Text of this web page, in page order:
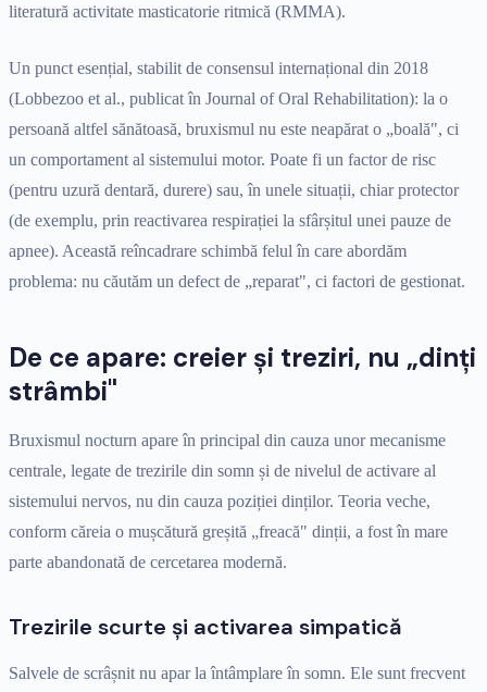
literatură activitate masticatorie ritmică (RMMA).
Un punct esențial, stabilit de consensul internațional din 2018
(Lobbezoo et al., publicat în Journal of Oral Rehabilitation): la o
persoană altfel sănătoasă, bruxismul nu este neapărat o „boală", ci
un comportament al sistemului motor. Poate fi un factor de risc
(pentru uzură dentară, durere) sau, în unele situații, chiar protector
(de exemplu, prin reactivarea respirației la sfârșitul unei pauze de
apnee). Această reîncadrare schimbă felul în care abordăm
problema: nu căutăm un defect de „reparat", ci factori de gestionat.
De ce apare: creier și treziri, nu „dinți
strâmbi"
Bruxismul nocturn apare în principal din cauza unor mecanisme
centrale, legate de trezirile din somn și de nivelul de activare al
sistemului nervos, nu din cauza poziției dinților. Teoria veche,
conform căreia o mușcătură greșită „freacă" dinții, a fost în mare
parte abandonată de cercetarea modernă.
Trezirile scurte și activarea simpatică
Salvele de scrâșnit nu apar la întâmplare în somn. Ele sunt frecvent